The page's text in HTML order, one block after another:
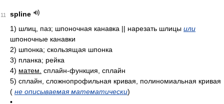
11
spline
1) шлиц, паз; шпоночная канавка || нарезать шлицы или
шпоночные канавки
2) шпонка; скользящая шпонка
3) планка; рейка
4) матем. сплайн-функция, сплайн
5) сплайн, сложнопрофильная кривая, полиномиальная кривая
( не описываемая математически)
•